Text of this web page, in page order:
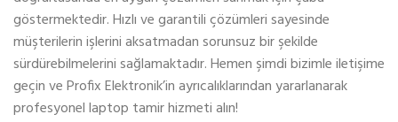
göstermektedir. Hızlı ve garantili çözümleri sayesinde
müşterilerin işlerini aksatmadan sorunsuz bir şekilde
sürdürebilmelerini sağlamaktadır. Hemen şimdi bizimle iletişime
geçin ve Profix Elektronik’in ayrıcalıklarından yararlanarak
profesyonel laptop tamir hizmeti alın!